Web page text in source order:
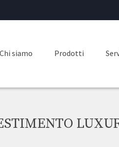
Chi siamo Prodotti